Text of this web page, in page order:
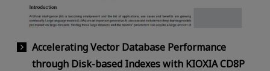
Accelerating Vector Database Performance
through Disk-based Indexes with KIOXIA CD8P